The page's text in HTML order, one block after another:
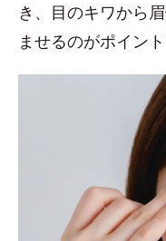
き、目のキワから
ませるのがポイント